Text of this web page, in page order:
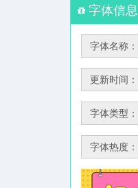
字体信息
字体名称：
更新时间：
字体类型：
字体热度：